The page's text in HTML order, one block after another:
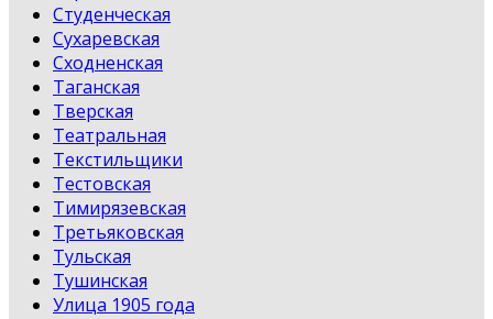
Студенческая
Сухаревская
Сходненская
Таганская
Тверская
Театральная
Текстильщики
Тестовская
Тимирязевская
Третьяковская
Тульская
Тушинская
Улица 1905 года